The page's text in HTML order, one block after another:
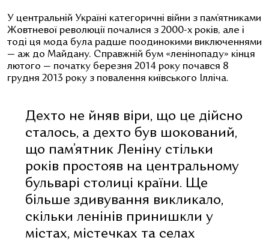
У центральній Україні категоричні війни з пам’ятниками
Жовтневої революції почалися з 2000-х років, але і
тоді ця мода була радше поодинокими виключеннями
— аж до Майдану. Справжній бум «ленінопаду» кінця
лютого — початку березня 2014 року почався 8
грудня 2013 року з повалення київського Ілліча.
Дехто не йняв віри, що це дійсно
сталось, а дехто був шокований,
що пам’ятник Леніну стільки
років простояв на центральному
бульварі столиці країни. Ще
більше здивування викликало,
скільки ленінів принишкли у
містах, містечках та селах